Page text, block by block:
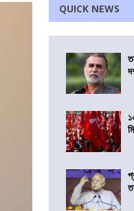
QUICK NEWS